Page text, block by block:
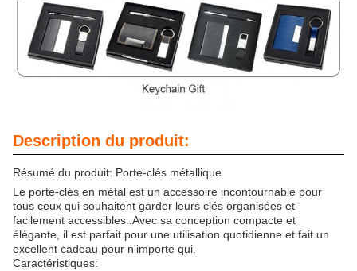
Description du produit:
Résumé du produit: Porte-clés métallique
Le porte-clés en métal est un accessoire incontournable pour
tous ceux qui souhaitent garder leurs clés organisées et
facilement accessibles..Avec sa conception compacte et
élégante, il est parfait pour une utilisation quotidienne et fait un
excellent cadeau pour n'importe qui.
Caractéristiques: